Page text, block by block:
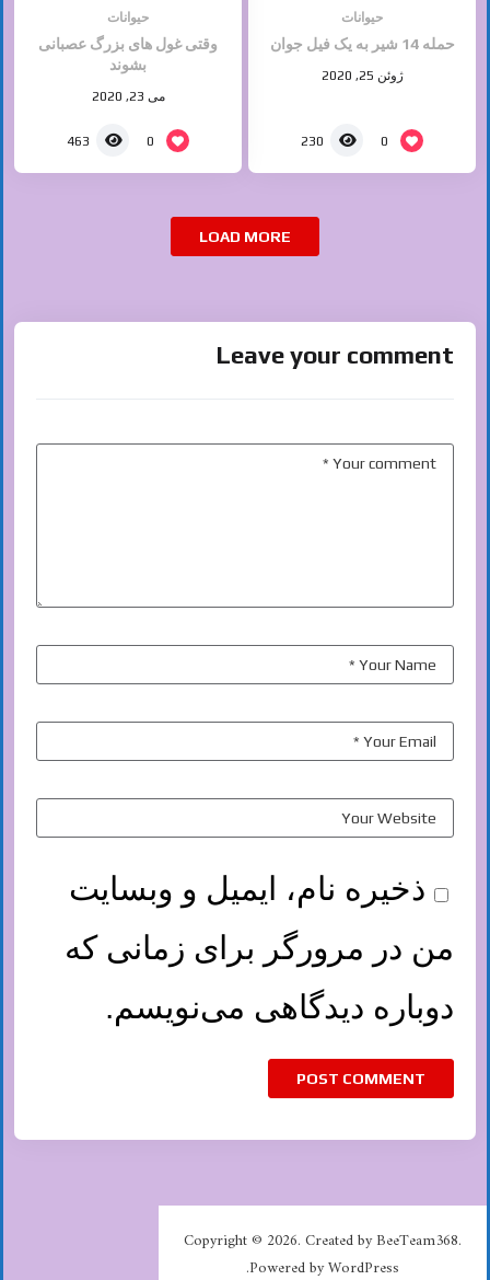
حیوانات
حمله 14 شیر به یک فیل جوان
ژوئن 25, 2020
0
230
حیوانات
وقتی غول های بزرگ عصبانی
بشوند
می 23, 2020
0
463
LOAD MORE
Leave your comment
ذخیره نام، ایمیل و وبسایت
من در مرورگر برای زمانی که
دوباره دیدگاهی می‌نویسم.
Copyright © 2026. Created by BeeTeam368.
Powered by WordPress.